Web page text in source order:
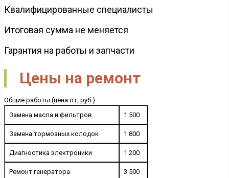
Квалифицированные специалисты
Итоговая сумма не меняется
Гарантия на работы и запчасти
Цены на ремонт
Общие работы (цена от, руб.)
Замена масла и фильтров
1 500
Замена тормозных колодок 1 800
Диагностика электроники 1 200
Ремонт генератора 3 500